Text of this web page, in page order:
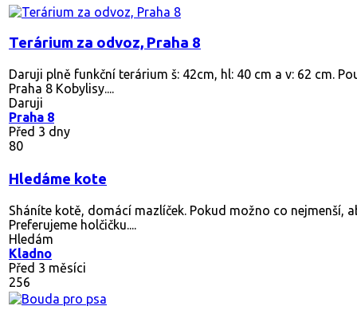
Terárium za odvoz, Praha 8
Daruji plně funkční terárium š: 42cm, hl: 40 cm a v: 62 cm.
Praha 8 Kobylisy....
Daruji
Praha 8
Před 3 dny
80
Hledáme kote
Sháníte kotě, domácí mazlíček. Pokud možno co nejmenší,
Preferujeme holčičku....
Hledám
Kladno
Před 3 měsíci
256